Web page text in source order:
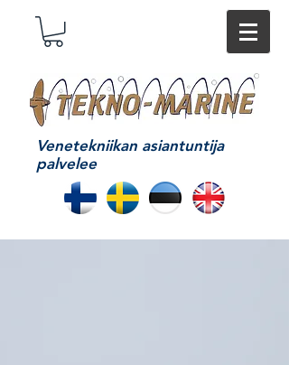
Venetekniikan asiantuntija
palvelee